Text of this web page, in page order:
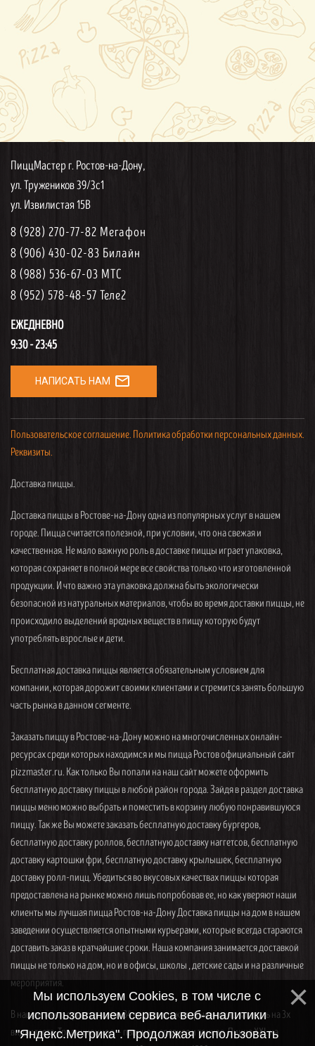
ПиццМастер г. Ростов-на-Дону,
ул. Тружеников 39/3с1
ул. Извилистая 15В
8 (928) 270-77-82 Мегафон
8 (906) 430-02-83 Билайн
8 (988) 536-67-03 МТС
8 (952) 578-48-57 Теле2
ЕЖЕДНЕВНО
9:30 - 23:45
НАПИСАТЬ НАМ mail_outline
Пользовательское соглашение. Политика обработки персональных данных.
Реквизиты.
Доставка пиццы.
Доставка пиццы в Ростове-на-Дону одна из популярных услуг в нашем
городе. Пицца считается полезной, при условии, что она свежая и
качественная. Не мало важную роль в доставке пиццы играет упаковка,
которая сохраняет в полной мере все свойства только что изготовленной
продукции. И что важно эта упаковка должна быть экологически
безопасной из натуральных материалов, чтобы во время доставки пиццы, не
происходило выделений вредных веществ в пищу которую будут
употреблять взрослые и дети.
Бесплатная доставка пиццы является обязательным условием для
компании, которая дорожит своими клиентами и стремится занять большую
часть рынка в данном сегменте.
Заказать пиццу в Ростове-на-Дону можно на многочисленных онлайн-
ресурсах среди которых находимся и мы пицца Ростов официальный сайт
pizzmaster.ru. Как только Вы попали на наш сайт можете оформить
бесплатную доставку пиццы в любой район города. Зайдя в раздел доставка
пиццы меню можно выбрать и поместить в корзину любую понравившуюся
пиццу. Так же Вы можете заказать бесплатную доставку бургеров,
бесплатную доставку роллов, бесплатную доставку наггетсов, бесплатную
доставку картошки фри, бесплатную доставку крылышек, бесплатную
доставку ролл-пицц. Убедиться во вкусовых качествах пиццы которая
предоставлена на рынке можно лишь попробовав ее, но как уверяют наши
клиенты мы лучшая пицца Ростов-на-Дону Доставка пиццы на дом в нашем
заведении осуществляется опытными курьерами, которые всегда стараются
доставить заказ в кратчайшие сроки. Наша компания занимается доставкой
пиццы не только на дом, но и в офисы, школы , детские сады и на различные
мероприятия.
В нашем меню представлены 34 вида пицц, которые можно заказать на 3х
видах теста. Традиционное — пышное, среднее и тонкое. Пицца XXL на
Мы используем Cookies, в том числе с
использованием сервиса веб-аналитики
"Яндекс.Метрика". Продолжая использовать